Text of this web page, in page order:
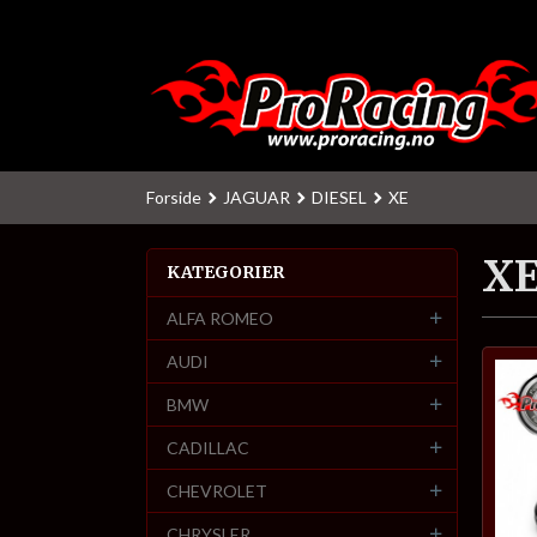
Forside JAGUAR DIESEL XE
KATEGORIER
ALFA ROMEO
AUDI
BMW
CADILLAC
CHEVROLET